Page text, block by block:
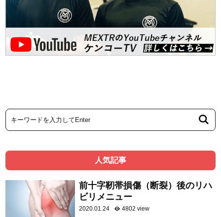
人気記事
前十字靭帯損傷（断裂）後のリハ
ビリメニュー
2020.01.24 4802 view